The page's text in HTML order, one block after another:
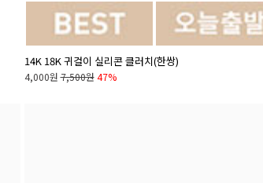
14K 18K 귀걸이 실리콘 클러치(한쌍)
4,000원 7,500원 47%